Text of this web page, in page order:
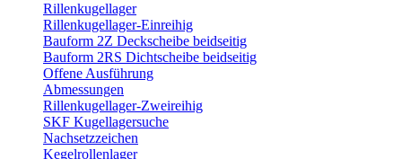
Rillenkugellager
Rillenkugellager-Einreihig
Bauform 2Z Deckscheibe beidseitig
Bauform 2RS Dichtscheibe beidseitig
Offene Ausführung
Abmessungen
Rillenkugellager-Zweireihig
SKF Kugellagersuche
Nachsetzzeichen
Kegelrollenlager